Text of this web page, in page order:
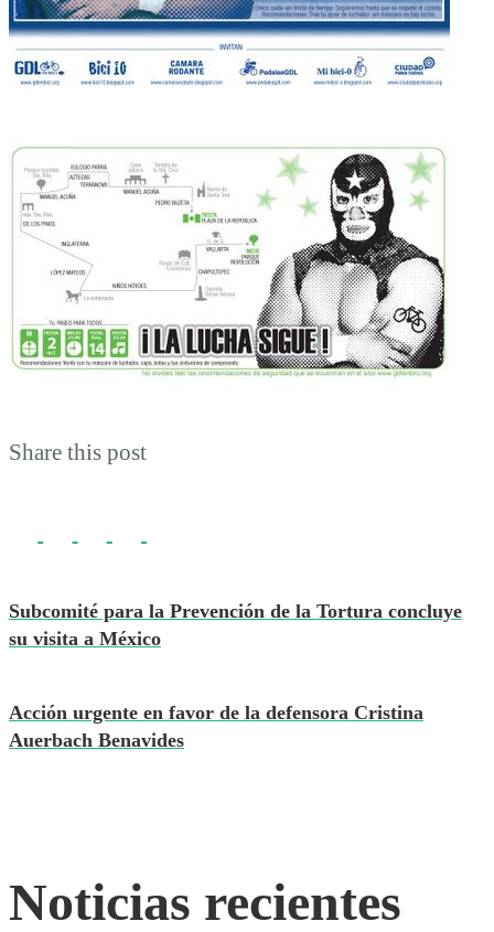
Share this post
Subcomité para la Prevención de la Tortura concluye
su visita a México
Acción urgente en favor de la defensora Cristina
Auerbach Benavides
Noticias recientes